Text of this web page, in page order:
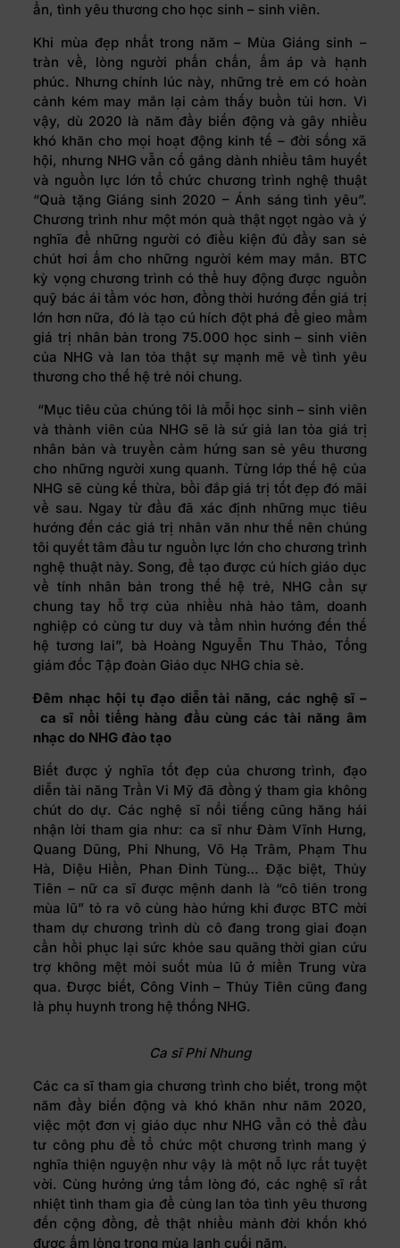
ẩn, tình yêu thương cho học sinh – sinh viên.
Khi mùa đẹp nhất trong năm – Mùa Giáng sinh –
tràn về, lòng người phấn chấn, ấm áp và hạnh
phúc. Nhưng chính lúc này, những trẻ em có hoàn
cảnh kém may mắn lại cảm thấy buồn tủi hơn. Vì
vậy, dù 2020 là năm đầy biến động và gây nhiều
khó khăn cho mọi hoạt động kinh tế – đời sống xã
hội, nhưng NHG vẫn cố gắng dành nhiều tâm huyết
và nguồn lực lớn tổ chức chương trình nghệ thuật
“Quà tặng Giáng sinh 2020 – Ánh sáng tình yêu”.
Chương trình như một món quà thật ngọt ngào và ý
nghĩa để những người có điều kiện đủ đầy san sẻ
chút hơi ấm cho những người kém may mắn. BTC
kỳ vọng chương trình có thể huy động được nguồn
quỹ bác ái tầm vóc hơn, đồng thời hướng đến giá trị
lớn hơn nữa, đó là tạo cú hích đột phá để gieo mầm
giá trị nhân bản trong 75.000 học sinh – sinh viên
của NHG và lan tỏa thật sự mạnh mẽ về tình yêu
thương cho thế hệ trẻ nói chung.
“Mục tiêu của chúng tôi là mỗi học sinh – sinh viên
và thành viên của NHG sẽ là sứ giả lan tỏa giá trị
nhân bản và truyền cảm hứng san sẻ yêu thương
cho những người xung quanh. Từng lớp thế hệ của
NHG sẽ cùng kế thừa, bồi đắp giá trị tốt đẹp đó mãi
về sau. Ngay từ đầu đã xác định những mục tiêu
hướng đến các giá trị nhân văn như thế nên chúng
tôi quyết tâm đầu tư nguồn lực lớn cho chương trình
nghệ thuật này. Song, để tạo được cú hích giáo dục
về tính nhân bản trong thế hệ trẻ, NHG cần sự
chung tay hỗ trợ của nhiều nhà hảo tâm, doanh
nghiệp có cùng tư duy và tầm nhìn hướng đến thế
hệ tương lai”, bà Hoàng Nguyễn Thu Thảo, Tổng
giám đốc Tập đoàn Giáo dục NHG chia sẻ.
Đêm nhạc hội tụ đạo diễn tài năng, các nghệ sĩ –
ca sĩ nổi tiếng hàng đầu cùng các tài năng âm
nhạc do NHG đào tạo
Biết được ý nghĩa tốt đẹp của chương trình, đạo
diễn tài năng Trần Vi Mỹ đã đồng ý tham gia không
chút do dự. Các nghệ sĩ nổi tiếng cũng hăng hái
nhận lời tham gia như: ca sĩ như Đàm Vĩnh Hưng,
Quang Dũng, Phi Nhung, Võ Hạ Trâm, Phạm Thu
Hà, Diệu Hiền, Phan Đinh Tùng… Đặc biệt, Thủy
Tiên – nữ ca sĩ được mệnh danh là “cô tiên trong
mùa lũ” tỏ ra vô cùng hào hứng khi được BTC mời
tham dự chương trình dù cô đang trong giai đoạn
cần hồi phục lại sức khỏe sau quãng thời gian cứu
trợ không mệt mỏi suốt mùa lũ ở miền Trung vừa
qua. Được biết, Công Vinh – Thủy Tiên cũng đang
là phụ huynh trong hệ thống NHG.
Ca sĩ Phi Nhung
Các ca sĩ tham gia chương trình cho biết, trong một
năm đầy biến động và khó khăn như năm 2020,
việc một đơn vị giáo dục như NHG vẫn có thể đầu
tư công phu để tổ chức một chương trình mang ý
nghĩa thiện nguyện như vậy là một nỗ lực rất tuyệt
vời. Cùng hưởng ứng tấm lòng đó, các nghệ sĩ rất
nhiệt tình tham gia để cùng lan tỏa tình yêu thương
đến cộng đồng, để thật nhiều mảnh đời khốn khó
được ấm lòng trong mùa lạnh cuối năm.